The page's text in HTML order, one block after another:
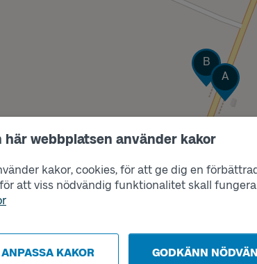
här webbplatsen använder kakor
kakor, cookies, för att ge dig en
att viss nödvändig funktionalitet skall
ANPASSA KAKOR GODKÄNN
Läge
A
Läge
B